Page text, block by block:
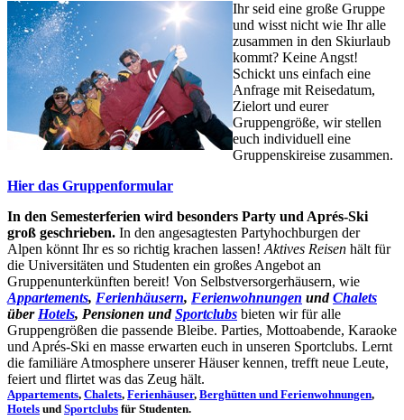
Ihr seid eine große Gruppe
und wisst nicht wie Ihr alle
zusammen in den Skiurlaub
kommt? Keine Angst!
Schickt uns einfach eine
Anfrage mit Reisedatum,
Zielort und eurer
Gruppengröße, wir stellen
euch individuell eine
Gruppenskireise zusammen.
Hier das Gruppenformular
In den Semesterferien wird besonders Party und Aprés-Ski
groß geschrieben. In den angesagtesten Partyhochburgen der
Alpen könnt Ihr es so richtig krachen lassen! Aktives Reisen hält für
die Universitäten und Studenten ein großes Angebot an
Gruppenunterkünften bereit! Von Selbstversorgerhäusern, wie
Appartements, Ferienhäusern, Ferienwohnungen undChalets
über Hotels, Pensionen undSportclubs bieten wir für alle
Gruppengrößen die passende Bleibe. Parties, Mottoabende, Karaoke
und Aprés-Ski en masse erwarten euch in unseren Sportclubs. Lernt
die familiäre Atmosphere unserer Häuser kennen, trefft neue Leute,
feiert und flirtet was das Zeug hält.
Appartements, Chalets, Ferienhäuser, Berghütten und Ferienwohnungen,
Hotels und Sportclubs für Studenten.